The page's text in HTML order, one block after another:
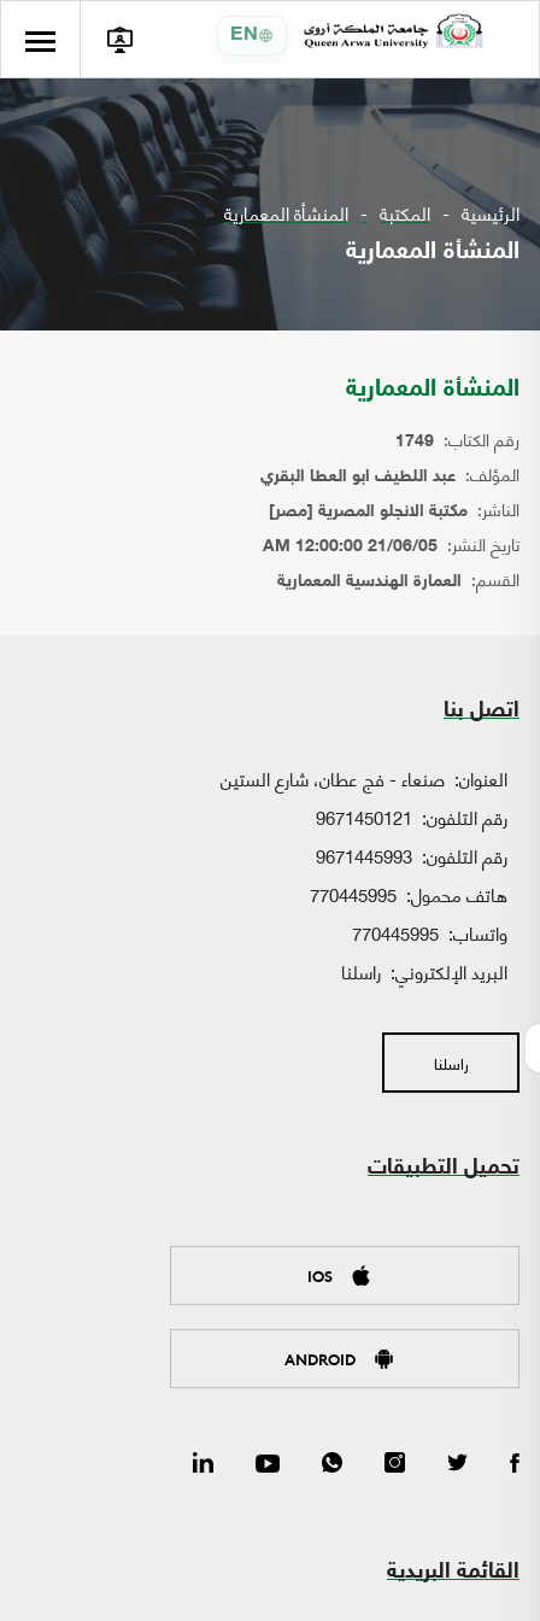
EN
الرئيسية المكتبة المنشأة المعمارية
المنشأة المعمارية
المنشأة المعمارية
رقم الكتاب: 1749
المؤلف: عبد اللطيف ابو العطا البقري
الناشر: مكتبة الانجلو المصرية [مصر]
تاريخ النشر: 21/06/05 12:00:00 AM
القسم: العمارة الهندسية المعمارية
اتصل بنا
العنوان: صنعاء - فج عطان، شارع الستين
رقم التلفون: 9671450121
رقم التلفون: 9671445993
هاتف محمول: 770445995
واتساب:
البريد الإلكتروني: راسلنا
راسلنا
تحميل التطبيقات
IOS
ANDROID
القائمة البريدية